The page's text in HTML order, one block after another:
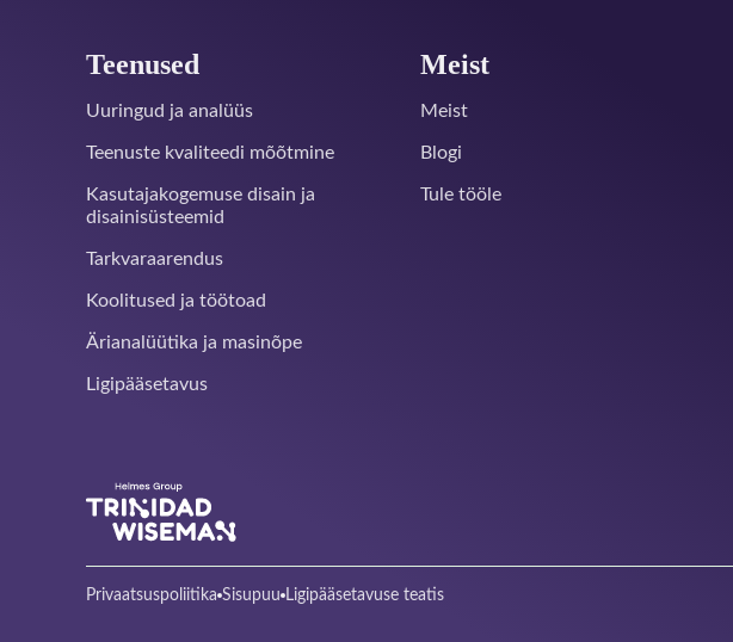
Teenused
Uuringud ja analüüs
Teenuste kvaliteedi mõõtmine
Kasutajakogemuse disain ja
disainisüsteemid
Tarkvaraarendus
Koolitused ja töötoad
Ärianalüütika ja masinõpe
Ligipääsetavus
Meist
Meist
Blogi
Tule tööle
Privaatsuspoliitika Sisupuu Ligipääsetavuse teatis